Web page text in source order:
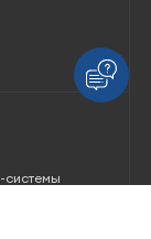
системы